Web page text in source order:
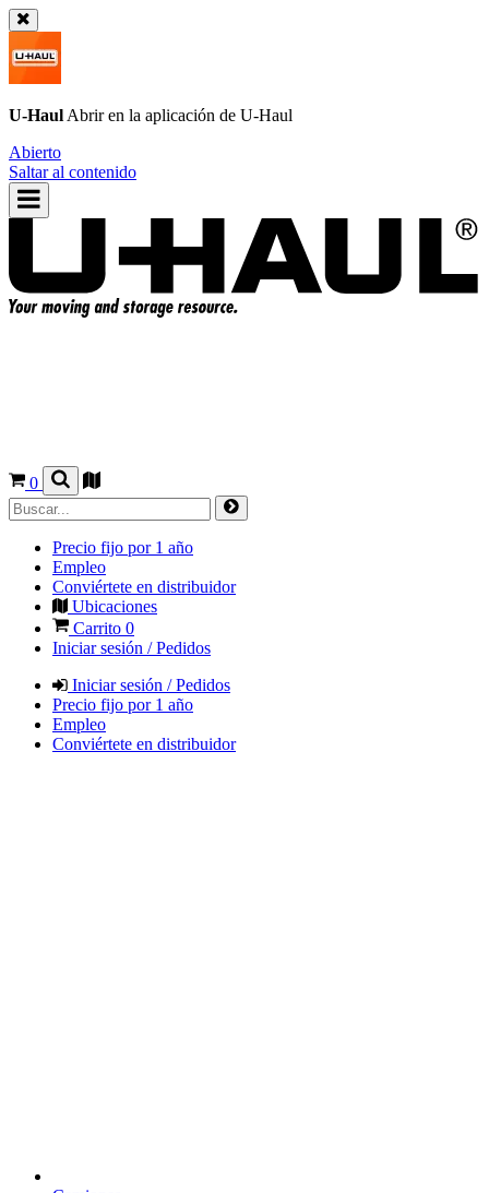
U-Haul Abrir en la aplicación de U-Haul
Abierto
Saltar al contenido
0
Precio fijo por 1 año
Empleo
Conviértete en distribuidor
Ubicaciones
Carrito 0
Iniciar sesión / Pedidos
Iniciar sesión / Pedidos
Precio fijo por 1 año
Empleo
Conviértete en distribuidor